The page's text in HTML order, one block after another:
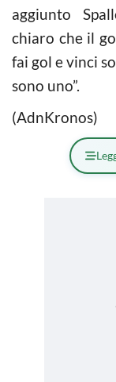
aggiunto
chiaro che il
fai gol e vinci
sono uno”.
(AdnKronos)